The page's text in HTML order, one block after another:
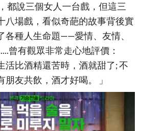
都說三個女人一台戲，但這三
八場戲，看似奇葩的故事背後實
各種人生命題——愛情、友情、
曾有觀眾非常走心地評價：
活比酒精還苦時，酒就甜了; 不
友共飲，酒才好喝。 」